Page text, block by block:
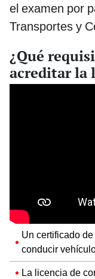
el examen por
Transportes y
¿Qué
acreditar la
Un certificado
conducir
La licencia de